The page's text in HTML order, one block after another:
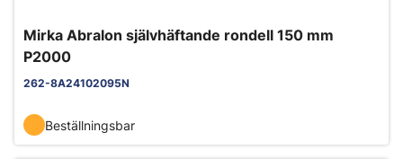
Mirka Abralon självhäftande rondell 150 mm
P2000
262-8A24102095N
Beställningsbar